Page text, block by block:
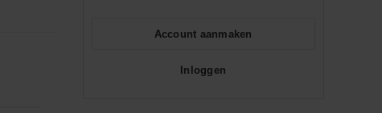
Account aanmaken
Inloggen